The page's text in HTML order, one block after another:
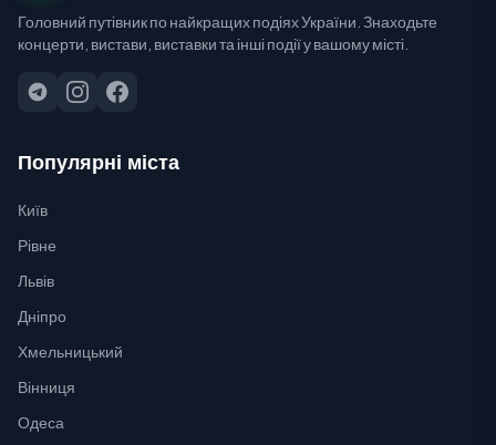
Головний путівник по найкращих подіях України. Знаходьте
концерти, вистави, виставки та інші події у вашому місті.
Популярні міста
Київ
Рівне
Львів
Дніпро
Хмельницький
Вінниця
Одеса